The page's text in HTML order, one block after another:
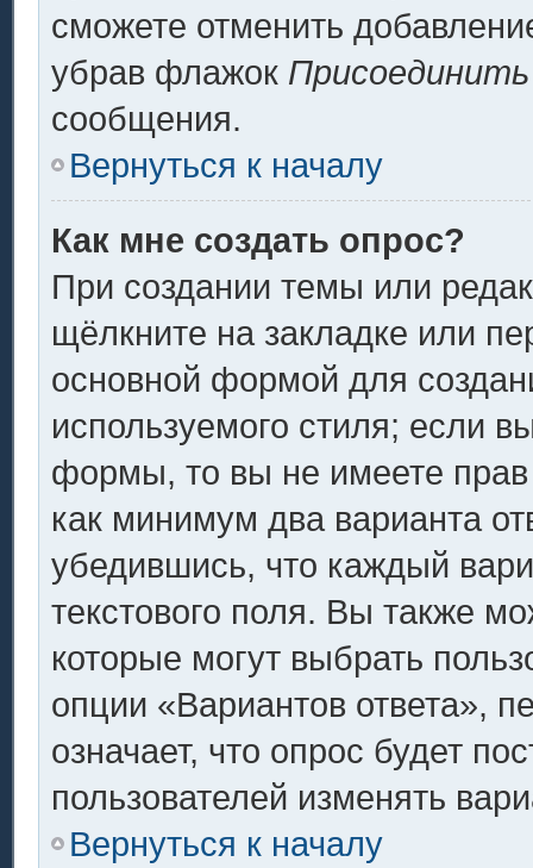
сможете отменить
убрав флажок
сообщения.
Вернуться к началу
Как мне создать опрос?
При создании темы или
щёлкните на закладке или
основной формой для
используемого стиля; если
формы, то вы не имеете прав
как минимум два варианта
убедившись, что каждый
текстового поля. Вы также
которые могут выбрать
опции «Вариантов ответа»,
означает, что опрос будет
пользователей изменять
Вернуться к началу